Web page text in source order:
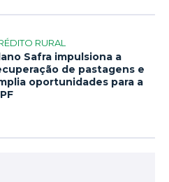
RURAL
Safra impulsiona a
de pastagens e
oportunidades para a